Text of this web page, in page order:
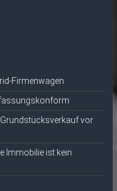
Firmenwagen
vor
Immobilie ist kein